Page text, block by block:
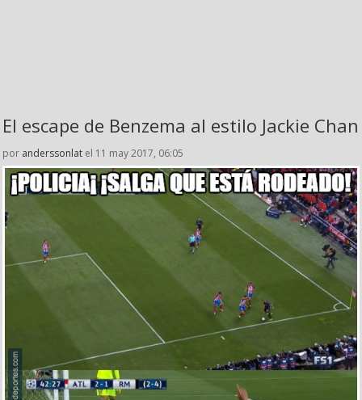
El escape de Benzema al estilo Jackie Chan
por anderssonlat el 11 may 2017, 06:05